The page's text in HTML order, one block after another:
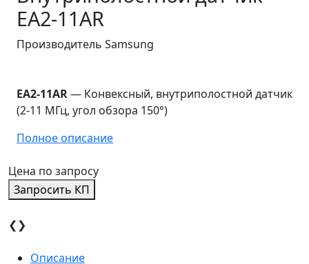
EA2-11AR
Производитель Samsung
EA2-11AR— Конвексный, внутриполостной датчик
(2-11 МГц, угол обзора 150°)
Полное описание
Цена по запросу
Запросить КП
❮❯
Описание